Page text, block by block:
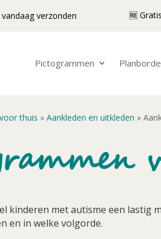
verzonden 🆓
Pictogrammen
thuis »Aankleden en uitkleden »
kinderen met autisme een lastig
en in welke volgorde.